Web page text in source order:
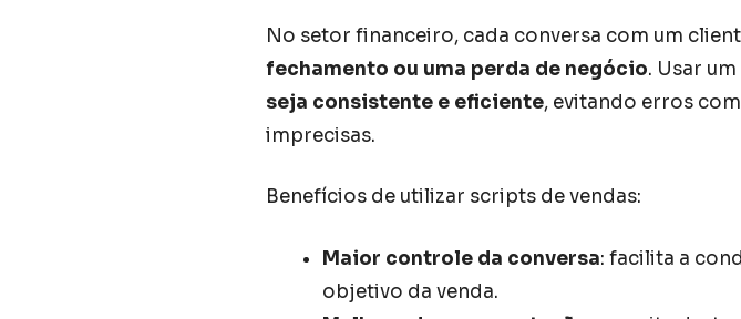
No setor financeiro, cada conversa com um
fechamento ou uma perda de negócio. Usar
seja consistente e eficiente, evitando erros
imprecisas.
Benefícios de utilizar scripts de vendas:
Maior controle da conversa: facilita a
objetivo da venda.